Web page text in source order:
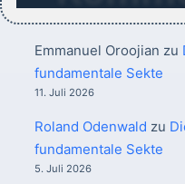
Emmanuel Oroojian zu
fundamentale Sekte
11. Juli 2026
Roland Odenwald zu
fundamentale Sekte
5. Juli 2026